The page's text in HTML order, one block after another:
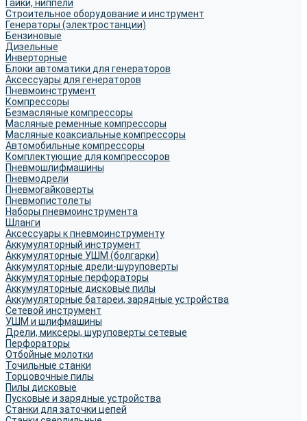
Гайки, ниппели
Строительное оборудование и инструмент
Генераторы (электростанции)
Бензиновые
Дизельные
Инверторные
Блоки автоматики для генераторов
Аксессуары для генераторов
Пневмоинструмент
Компрессоры
Безмасляные компрессоры
Масляные ременные компрессоры
Масляные коаксиальные компрессоры
Автомобильные компрессоры
Комплектующие для компрессоров
Пневмошлифмашины
Пневмодрели
Пневмогайковерты
Пневмопистолеты
Наборы пневмоинструмента
Шланги
Аксессуары к пневмоинструменту
Аккумуляторный инструмент
Аккумуляторные УШМ (болгарки)
Аккумуляторные дрели-шуруповерты
Аккумуляторные перфораторы
Аккумуляторные дисковые пилы
Аккумуляторные батареи, зарядные устройства
Сетевой инструмент
УШМ и шлифмашины
Дрели, миксеры, шуруповерты сетевые
Перфораторы
Отбойные молотки
Точильные станки
Торцовочные пилы
Пилы дисковые
Пусковые и зарядные устройства
Станки для заточки цепей